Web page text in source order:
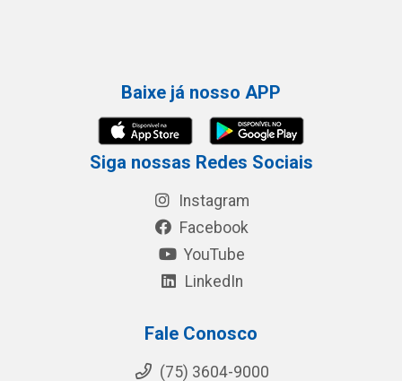
Baixe já nosso APP
Siga nossas Redes Sociais
Instagram
Facebook
YouTube
LinkedIn
Fale Conosco
(75) 3604-9000